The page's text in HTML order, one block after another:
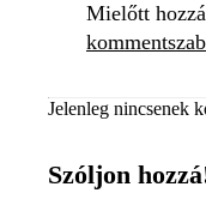
Mielőtt
Jelenleg nincsenek
Szóljon